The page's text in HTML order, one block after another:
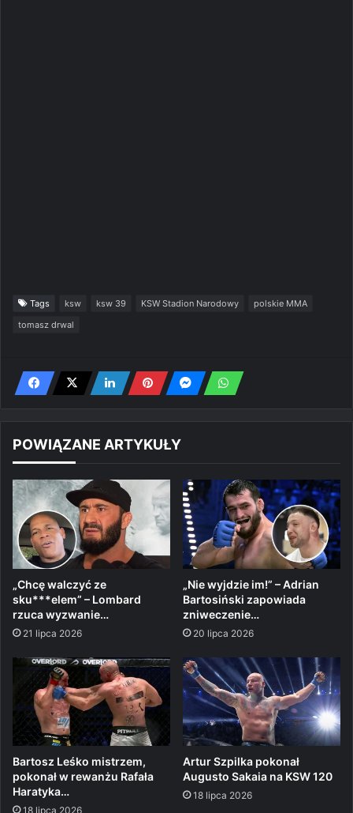
Tags ksw ksw 39 KSW Stadion Narodowy
polskie MMA
tomasz drwal
POWIĄZANE ARTYKUŁY
„Chcę walczyć ze
sku***elem” – Lombard
rzuca wyzwanie…
21 lipca 2026
„Nie wyjdzie im!” – Adrian
Bartosiński zapowiada
zniweczenie…
20 lipca 2026
Bartosz Leśko mistrzem,
pokonał w rewanżu Rafała
Haratyka…
18 lipca 2026
Artur Szpilka pokonał
Augusto Sakaia na KSW 120
18 lipca 2026